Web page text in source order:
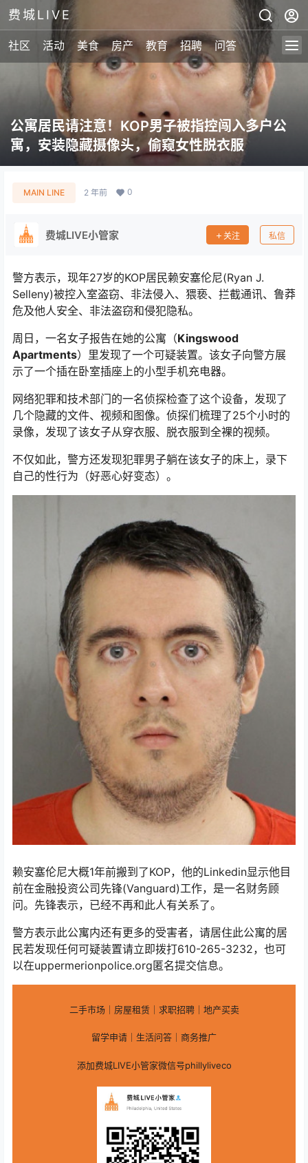
费城LIVE
社区 活动 美食 房产 教育 招聘 问答
公寓居民请注意！KOP男子被指控闯入多户公
寓，安装隐藏摄像头，偷窥女性脱衣服
MAIN LINE 2 年前 0
费城LIVE小管家 关注 私信
警方表示，现年27岁的KOP居民赖安塞伦尼(Ryan J.
Selleny)被控入室盗窃、非法侵入、猥亵、拦截通讯、鲁莽
危及他人安全、非法盗窃和侵犯隐私。
周日，一名女子报告在她的公寓（Kingswood
Apartments）里发现了一个可疑装置。该女子向警方展
示了一个插在卧室插座上的小型手机充电器。
网络犯罪和技术部门的一名侦探检查了这个设备，发现了
几个隐藏的文件、视频和图像。侦探们梳理了25个小时的
录像，发现了该女子从穿衣服、脱衣服到全裸的视频。
不仅如此，警方还发现犯罪男子躺在该女子的床上，录下
自己的性行为（好恶心好变态）。
赖安塞伦尼大概1年前搬到了KOP，他的Linkedin显示他目
前在金融投资公司先锋(Vanguard)工作，是一名财务顾
问。先锋表示，已经不再和此人有关系了。
警方表示此公寓内还有更多的受害者，请居住此公寓的居
民若发现任何可疑装置请立即拨打610-265-3232，也可
以在uppermerionpolice.org匿名提交信息。
二手市场｜房屋租赁｜求职招聘｜地产买卖
留学申请｜生活问答｜商务推广
添加费城LIVE小管家微信号phillyliveco